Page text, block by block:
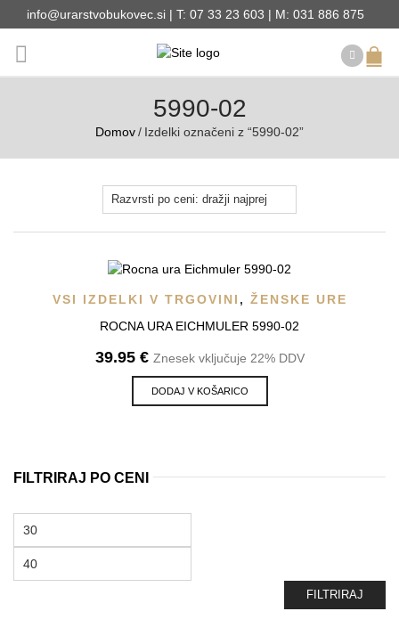
info@urarstvobukovec.si | T: 07 33 23 603 | M: 031 886 875
5990-02
Domov/ Izdelki označeni z “5990-02”
VSI IZDELKI V TRGOVINI , ŽENSKE URE
ROCNA URA EICHMULER 5990-02
39.95 € Znesek vključuje 22% DDV
DODAJ V KOŠARICO
FILTRIRAJ PO CENI
cena
cena
FILTRIRAJ